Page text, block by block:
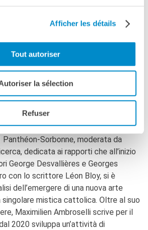
Afficher les détails
Tout autoriser
la sélection
Refuser
al dovere della memoria e
del bianco e nero: semplicità
stampati sono realizzati con la tecnica
laureato presso l’École du
in storia della scultura,
ha discusso nel 2019 una tesi
Panthéon-Sorbonne, moderata da
dedicata ai rapporti che all’inizio
George Desvallières e Georges
con lo scrittore Léon Bloy, si è
dell’emergere di una nuova arte
singolare mistica cattolica. Oltre al suo
Maximilien Ambroselli scrive per il
2020 sviluppa un’attività di